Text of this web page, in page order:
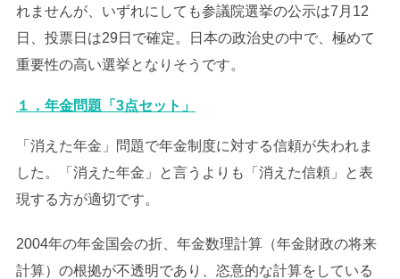
れませんが、いずれにしても参議院選挙の公示は7月12
日、投票日は29日で確定。日本の政治史の中で、極めて
重要性の高い選挙となりそうです。
１．年金問題「3点セット」
「消えた年金」問題で年金制度に対する信頼が失われま
した。「消えた年金」と言うよりも「消えた信頼」と表
現する方が適切です。
2004年の年金国会の折、年金数理計算（年金財政の将来
計算）の根拠が不透明であり、恣意的な計算をしている